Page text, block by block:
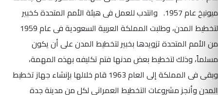
ميونيخ عام 1957. وانتدب للعمل فى هيئة الأمم المتحدة كخبير
لتخطيط المدن، وطلبت المملكة العربية السعودية فى عام 1959
من الأمم المتحدة تزويدها بخبير لتخطيط المدن على أن يكون
مسلماً، وذلك لتخطيط بعض مدنها فتم تكليفه بهذه المهمة،
وبقى فى المملكة إلى العام 1963 قام خلالها بإنشاء جهاز تخطيط
المدن وأنجز مشروعات التخطيط العمرانى لكل من مدينة جدة